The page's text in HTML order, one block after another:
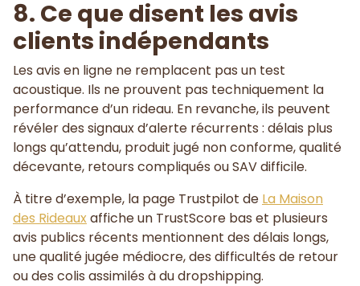
8. Ce que disent les avis
clients indépendants
Les avis en ligne ne remplacent pas un test
acoustique. Ils ne prouvent pas techniquement la
performance d’un rideau. En revanche, ils peuvent
révéler des signaux d’alerte récurrents : délais plus
longs qu’attendu, produit jugé non conforme, qualité
décevante, retours compliqués ou SAV difficile.
À titre d’exemple, la page Trustpilot de La Maison
des Rideauxaffiche un TrustScore bas et plusieurs
avis publics récents mentionnent des délais longs,
une qualité jugée médiocre, des difficultés de retour
ou des colis assimilés à du dropshipping.